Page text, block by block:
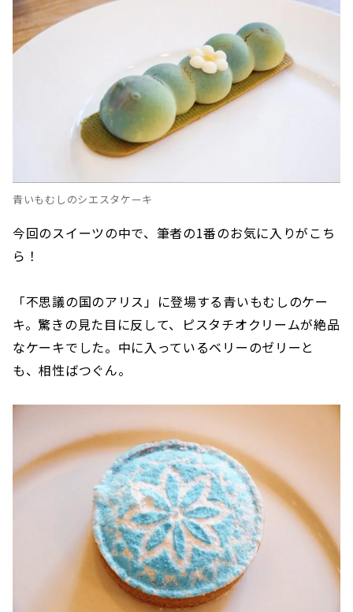
青いもむしのシエスタケーキ
今回のスイーツの中で、筆者の1番のお気に入りがこち
ら！
「不思議の国のアリス」に登場する青いもむしのケー
キ。驚きの見た目に反して、ピスタチオクリームが絶品
なケーキでした。中に入っているベリーのゼリーと
も、相性ばつぐん。